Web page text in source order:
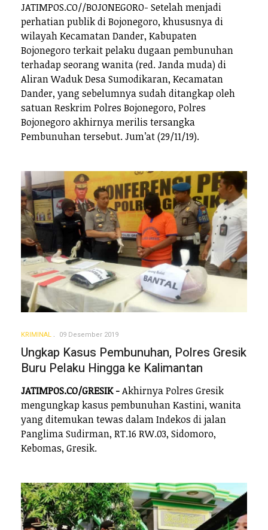
JATIMPOS.CO//BOJONEGORO- Setelah menjadi
perhatian publik di Bojonegoro, khususnya di
wilayah Kecamatan Dander, Kabupaten
Bojonegoro terkait pelaku dugaan pembunuhan
terhadap seorang wanita (red. Janda muda) di
Aliran Waduk Desa Sumodikaran, Kecamatan
Dander, yang sebelumnya sudah ditangkap oleh
satuan Reskrim Polres Bojonegoro, Polres
Bojonegoro akhirnya merilis tersangka
Pembunuhan tersebut. Jum’at (29/11/19).
KRIMINAL 09 Desember 2019
Ungkap Kasus Pembunuhan, Polres Gresik
Buru Pelaku Hingga ke Kalimantan
JATIMPOS.CO/GRESIK -Akhirnya Polres Gresik
mengungkap kasus pembunuhan Kastini, wanita
yang ditemukan tewas dalam Indekos di jalan
Panglima Sudirman, RT.16 RW.03, Sidomoro,
Kebomas, Gresik.